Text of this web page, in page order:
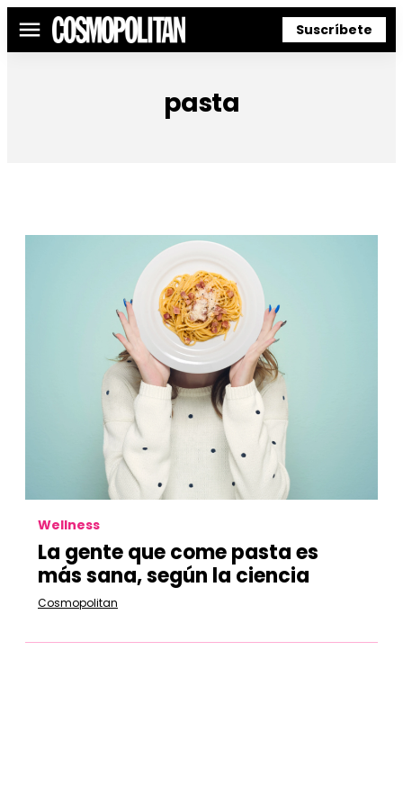
Menú Suscríbete
pasta
Wellness
La gente que come pasta es
más sana, según la ciencia
Cosmopolitan